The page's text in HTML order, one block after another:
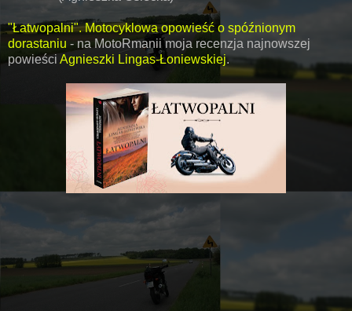
"Łatwopalni". Motocyklowa opowieść o spóźnionym
dorastaniu - na MotoRmanii moja recenzja najnowszej
powieści Agnieszki Lingas-Łoniewskiej.